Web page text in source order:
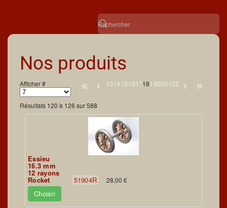
Nos produits
Afficher # 13141516171819202122
Résultats 120 à 126 sur 588
Essieu
16.3 mm
12 rayons
Rocket 51904R 28,00 €
Choisir